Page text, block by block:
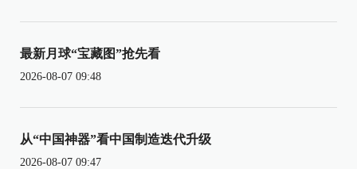
最新月球“宝藏图”抢先看
2026-08-07 09:48
从“中国神器”看中国制造迭代升级
2026-08-07 09:47